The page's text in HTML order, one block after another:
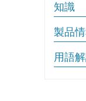
知識
製品
用語